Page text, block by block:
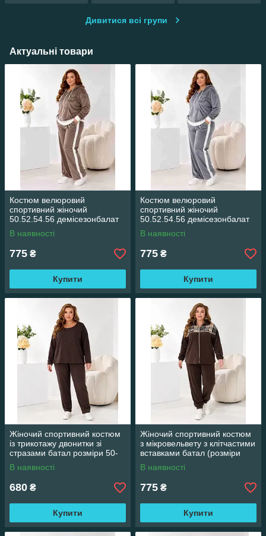
Дивитися всі групи
Актуальні товари
Костюм велюровий
спортивний жіночий
50.52.54.56 демісезонбалат
Моко
В наявності
775 ₴
Купити
Костюм велюровий
спортивний жіночий
50.52.54.56 демісезонбалат
Серій
В наявності
775 ₴
Купити
Жіночий спортивний костюм
із трикотажу двонитки зі
стразами батал розміри 50-
52, 54-56, 58-60, 62-64
Шоколад
В наявності
680 ₴
Купити
Жіночий спортивний костюм
з мікровельвету з клітчастими
вставками батал (розміри
50.52.54.56)
В наявності
775 ₴
Купити